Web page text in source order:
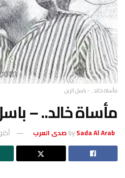
مأساة خالد.. - باسل الزين
مأساة خالد.. –
bySada Al Arab صدى العرب أكتوبر